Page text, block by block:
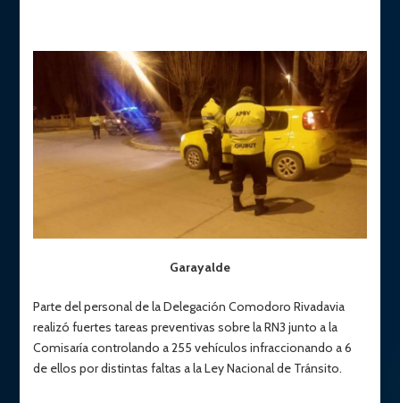
Garayalde
Parte del personal de la Delegación Comodoro Rivadavia
realizó fuertes tareas preventivas sobre la RN3 junto a la
Comisaría controlando a 255 vehículos infraccionando a 6
de ellos por distintas faltas a la Ley Nacional de Tránsito.